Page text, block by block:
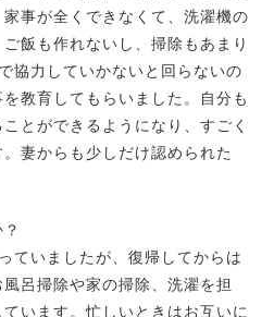
事が全くできなくて、洗濯機の
飯も作れないし、掃除もあまり
協力していかないと回らないの
教育してもらいました。自分も
とができるようになり、すごく
妻からも少しだけ認められた
ていましたが、復帰してからは
呂掃除や家の掃除、洗濯を担
います。忙しいときはお互いに